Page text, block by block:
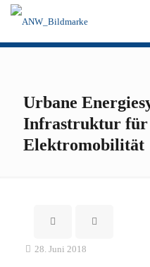
Urbane
Infrastruktur für
Elektromobilität
28. Juni 2018